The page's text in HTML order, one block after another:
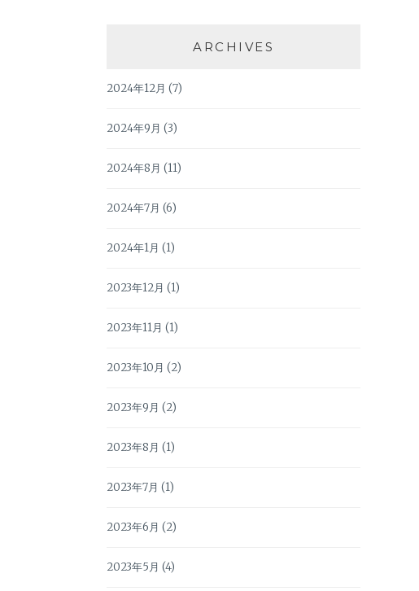
ARCHIVES
2024年12月 (7)
2024年9月 (3)
2024年8月 (11)
2024年7月 (6)
2024年1月 (1)
2023年12月 (1)
2023年11月 (1)
2023年10月 (2)
2023年9月 (2)
2023年8月 (1)
2023年7月 (1)
2023年6月 (2)
2023年5月 (4)